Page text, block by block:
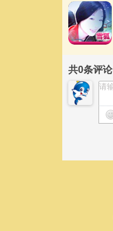
共0条评论